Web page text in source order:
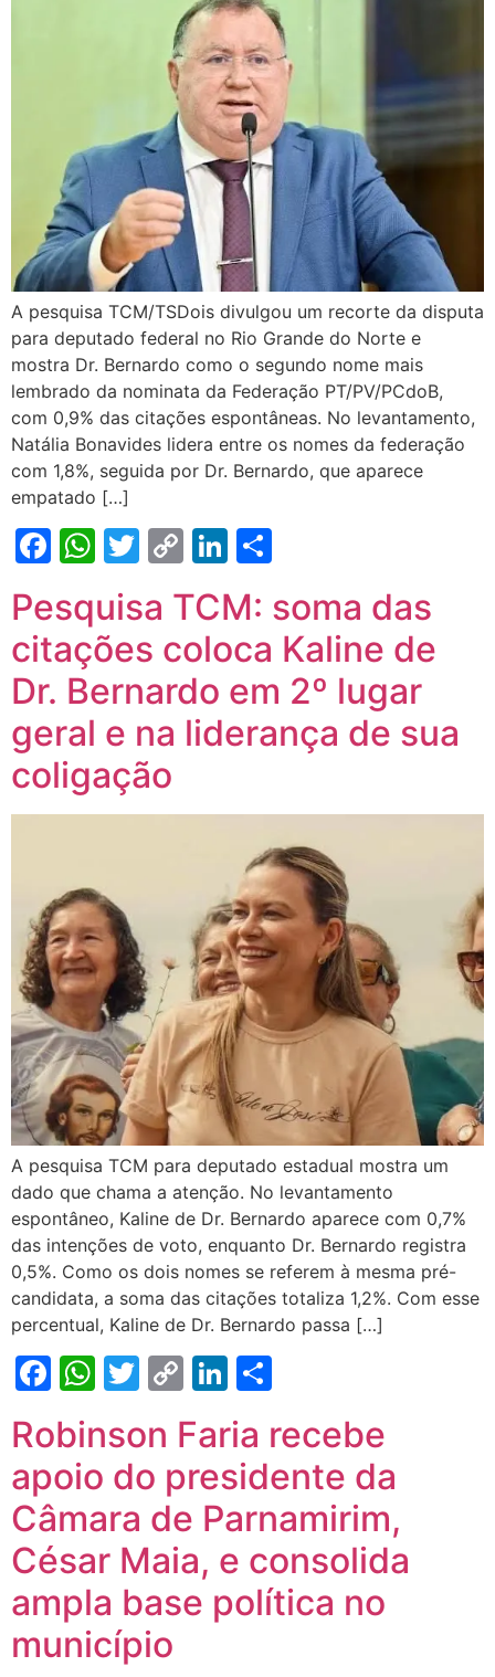
A pesquisa TCM/TSDois divulgou um recorte da disputa
para deputado federal no Rio Grande do Norte e
mostra Dr. Bernardo como o segundo nome mais
lembrado da nominata da Federação PT/PV/PCdoB,
com 0,9% das citações espontâneas. No levantamento,
Natália Bonavides lidera entre os nomes da federação
com 1,8%, seguida por Dr. Bernardo, que aparece
empatado […]
Facebook
WhatsApp
Twitter
CopyLinkedIn
Pesquisa TCM: soma das
citações coloca Kaline de
Dr. Bernardo em 2º lugar
geral e na liderança de sua
coligação
A pesquisa TCM para deputado estadual mostra um
dado que chama a atenção. No levantamento
espontâneo, Kaline de Dr. Bernardo aparece com 0,7%
das intenções de voto, enquanto Dr. Bernardo registra
0,5%. Como os dois nomes se referem à mesma pré-
candidata, a soma das citações totaliza 1,2%. Com esse
percentual, Kaline de Dr. Bernardo passa […]
Facebook
WhatsApp
Twitter
CopyLinkedIn
Robinson Faria recebe
apoio do presidente da
Câmara de Parnamirim,
César Maia, e consolida
ampla base política no
município